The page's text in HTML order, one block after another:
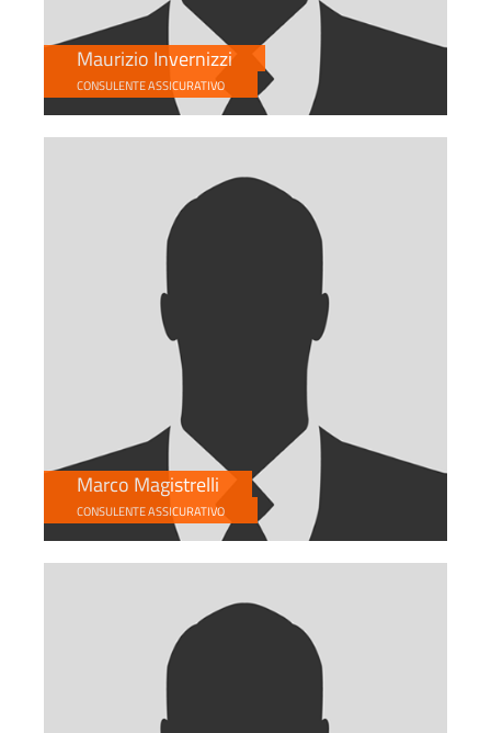
Maurizio Invernizzi
CONSULENTE ASSICURATIVO
Marco Magistrelli
CONSULENTE ASSICURATIVO